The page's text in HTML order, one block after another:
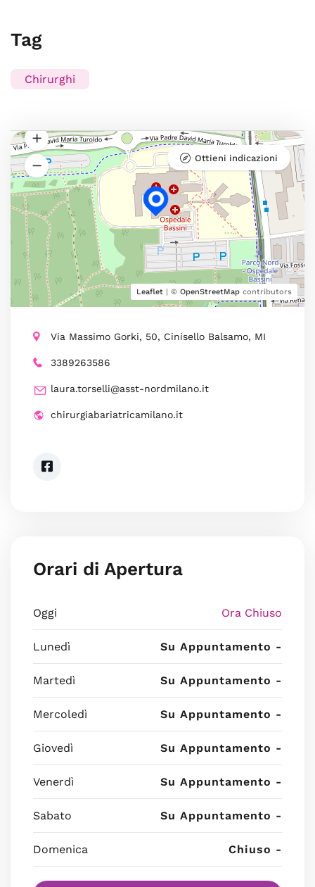
Tag
Chirurghi
Leaflet | © OpenStreetMap contributors
Ottieni indicazioni
Via Massimo Gorki, 50, Cinisello Balsamo, MI
3389263586
laura.torselli@asst-nordmilano.it
chirurgiabariatricamilano.it
Orari di Apertura
Oggi Ora Chiuso
Lunedì Su Appuntamento -
Martedì Su Appuntamento -
Mercoledì Su Appuntamento -
Giovedì Su Appuntamento -
Venerdì Su Appuntamento -
Sabato Su Appuntamento -
Domenica Chiuso -